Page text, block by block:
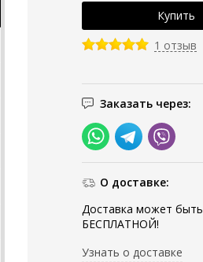
1 отзыв
Заказать через:
О доставке:
Доставка может быть
БЕСПЛАТНОЙ!
Узнать о доставке